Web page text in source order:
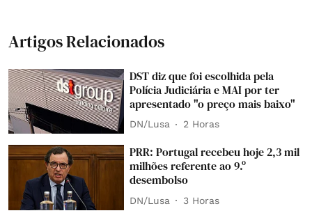
Artigos Relacionados
DST diz que foi escolhida pela
Polícia Judiciária e MAI por ter
apresentado "o preço mais baixo"
DN/Lusa 2 Horas
PRR: Portugal recebeu hoje 2,3 mil
milhões referente ao 9.º
desembolso
DN/Lusa 3 Horas